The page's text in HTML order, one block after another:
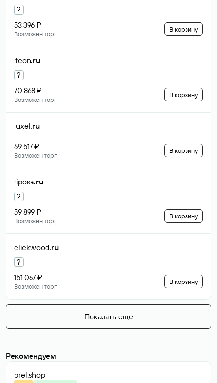
?
53 396 ₽
Возможен торг
В корзину
ifcon.ru
?
70 868 ₽
Возможен торг
В корзину
luxel.ru
69 517 ₽
Возможен торг
В корзину
riposa.ru
?
59 899 ₽
Возможен торг
В корзину
clickwood.ru
?
151 067 ₽
Возможен торг
В корзину
Показать еще
Рекомендуем
brel.shop